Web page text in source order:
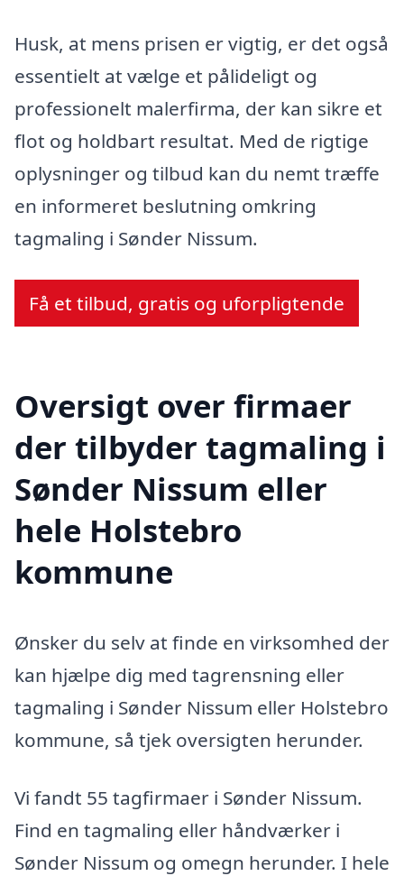
Husk, at mens prisen er vigtig, er det også
essentielt at vælge et pålideligt og
professionelt malerfirma, der kan sikre et
flot og holdbart resultat. Med de rigtige
oplysninger og tilbud kan du nemt træffe
en informeret beslutning omkring
tagmaling i Sønder Nissum.
Få et tilbud, gratis og uforpligtende
Oversigt over firmaer
der tilbyder tagmaling i
Sønder Nissum eller
hele Holstebro
kommune
Ønsker du selv at finde en virksomhed der
kan hjælpe dig med tagrensning eller
tagmaling i Sønder Nissum eller Holstebro
kommune, så tjek oversigten herunder.
Vi fandt 55 tagfirmaer i Sønder Nissum.
Find en tagmaling eller håndværker i
Sønder Nissum og omegn herunder. I hele